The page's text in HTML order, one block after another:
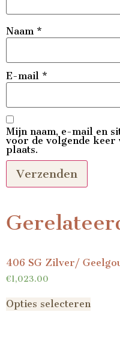
Naam *
E-mail *
Mijn naam, e-mail en
voor de volgende keer
plaats.
406 SG Zilver/
€1,023.00
Opties selecteren